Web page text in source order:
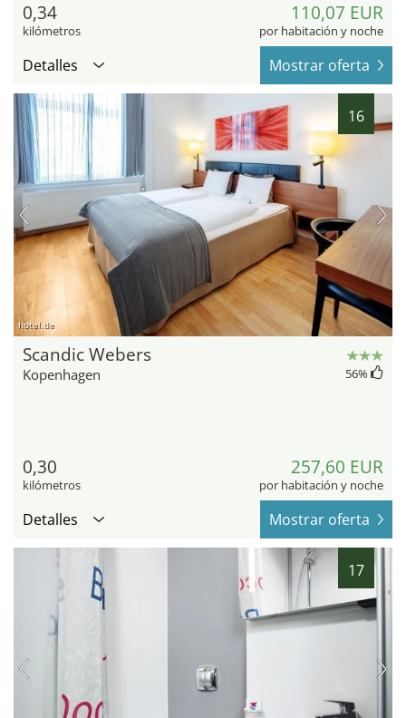
0,34
kilómetros
110,07 EUR
por habitación y noche
Detalles Mostrar oferta
16
hotel.de
Scandic Webers
Kopenhagen 56%
0,30
kilómetros
257,60 EUR
por habitación y noche
Detalles Mostrar oferta
17